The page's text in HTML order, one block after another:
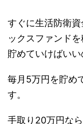
すぐに生活防衛
ックスファンド
貯めていけばいい
毎月5万円を貯め
す。
手取り20万円な